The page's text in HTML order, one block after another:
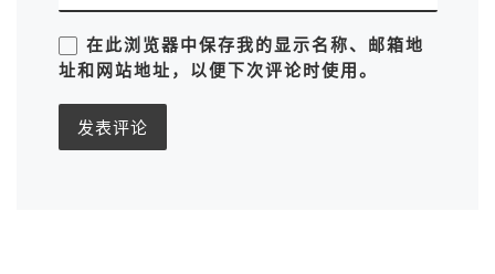
在此浏览器中保存我的显示名称、邮箱地
址和网站地址，以便下次评论时使用。